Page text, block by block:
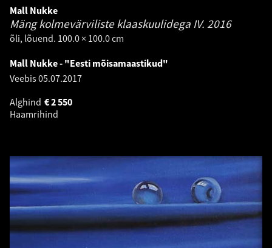
Mall Nukke
Mäng kolmevärviliste klaaskuulidega IV. 2016
õli, lõuend. 100.0 × 100.0 cm
Mall Nukke - "Eesti mõisamaastikud"
Veebis05.07.2017
Alghind
2 550
€
Haamrihind